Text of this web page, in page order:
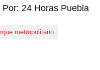
Por: 24 Horas Puebla
metropolitano